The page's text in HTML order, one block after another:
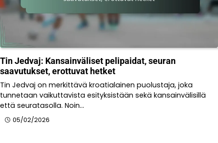
Tin Jedvaj: Kansainväliset pelipaidat, seuran
saavutukset, erottuvat hetket
Tin Jedvaj on merkittävä kroatialainen puolustaja, joka
tunnetaan vaikuttavista esityksistään sekä kansainvälisillä
että seuratasolla. Noin…
05/02/2026